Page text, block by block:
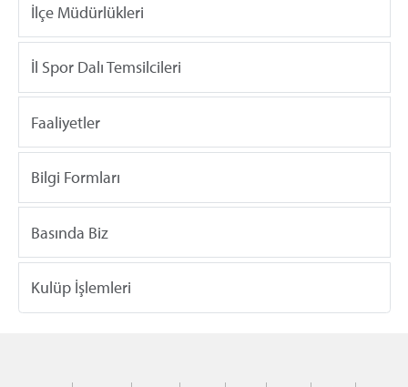
İlçe Müdürlükleri
İl Spor Dalı Temsilcileri
Faaliyetler
Bilgi Formları
Basında Biz
Kulüp İşlemleri